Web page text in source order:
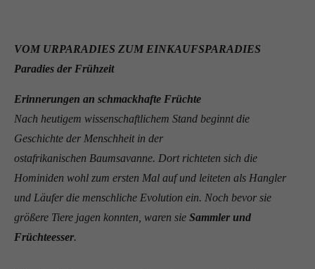
VOM URPARADIES ZUM EINKAUFSPARADIES
Paradies der Frühzeit
Erinnerungen an schmackhafte Früchte
Nach heutigem wissenschaftlichem Stand beginnt die
Geschichte der Menschheit in der
ostafrikanischen Baumsavanne. Dort richteten sich die
Hominiden wohl zum ersten Mal auf und leiteten als Hangler
und Läufer die menschliche Evolution ein. Noch bevor sie
größere Tiere jagen konnten, waren sieSammler und
Früchteesser.